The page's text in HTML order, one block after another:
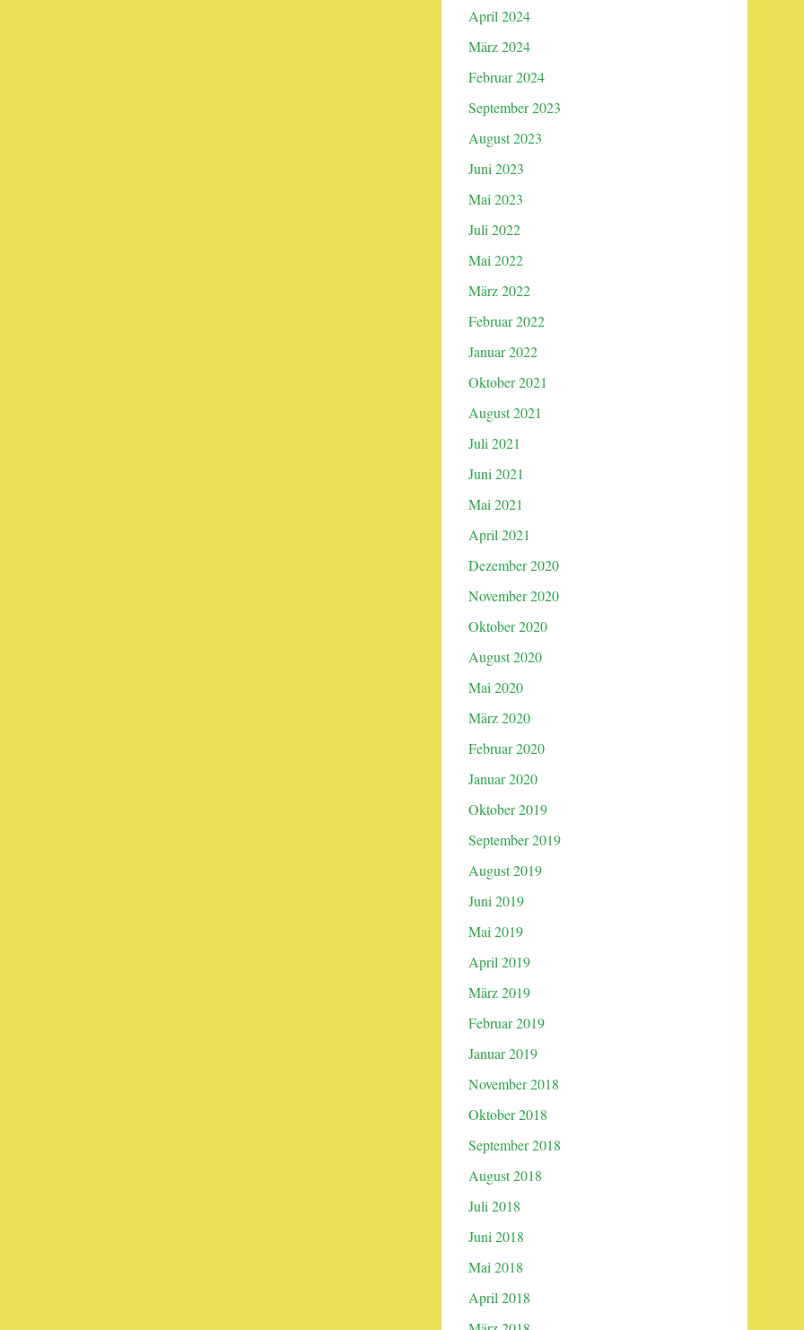
April 2024
März 2024
Februar 2024
September 2023
August 2023
Juni 2023
Mai 2023
Juli 2022
Mai 2022
März 2022
Februar 2022
Januar 2022
Oktober 2021
August 2021
Juli 2021
Juni 2021
Mai 2021
April 2021
Dezember 2020
November 2020
Oktober 2020
August 2020
Mai 2020
März 2020
Februar 2020
Januar 2020
Oktober 2019
September 2019
August 2019
Juni 2019
Mai 2019
April 2019
März 2019
Februar 2019
Januar 2019
November 2018
Oktober 2018
September 2018
August 2018
Juli 2018
Juni 2018
Mai 2018
April 2018